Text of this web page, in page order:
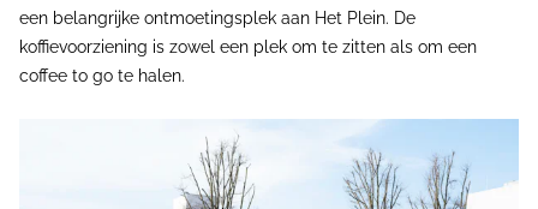
een belangrijke ontmoetingsplek aan Het Plein. De
koffievoorziening is zowel een plek om te zitten als om een
coffee to go te halen.